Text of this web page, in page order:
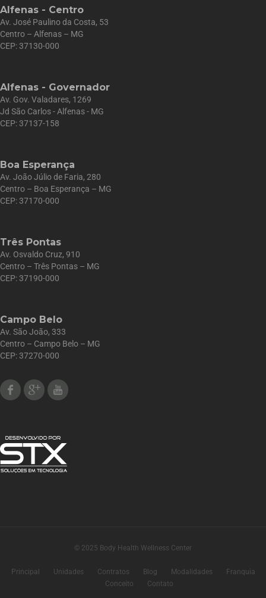
Alfenas - Centro
Av. José Paulino da Costa, 53
Centro – Alfenas – MG
CEP: 37130-000
Alfenas - Governador
Av. Gov. Valadares, 1269
Jd São Carlos - Alfenas - MG
CEP: 37137-158
Boa Esperança
Av. João Júlio de Faria, 280
Centro – Boa Esperança – MG
CEP: 37170-000
Três Pontas
Av. Osvaldo Cruz, 910
Centro – Três Pontas – MG
CEP: 37190-000
Campo Belo
Av. São João, 333
Centro – Campo Belo – MG
CEP: 37270-000
FacebookGoogle Plus
© 2025 Body Health Wellness Center
Principal Unidades Contratos Blog Modalidades
Franquia
Conceito
Contato